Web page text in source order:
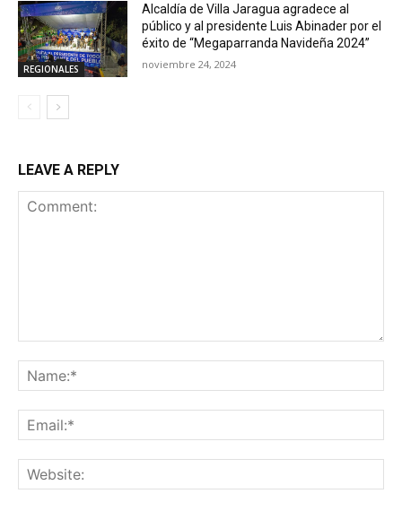
REGIONALES
Alcaldía de Villa Jaragua agradece al
público y al presidente Luis Abinader por el
éxito de “Megaparranda Navideña 2024”
noviembre 24, 2024
LEAVE A REPLY